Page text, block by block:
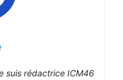
suis rédactrice ICM46